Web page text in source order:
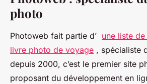
photo
Photoweb fait partie d’ une liste
livre photo de voyage , spécialiste
depuis 2000, c’est le premier site
proposant du développement en